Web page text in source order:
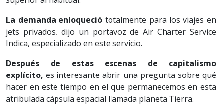
La demanda enloqueció totalmente para los viajes en
jets privados, dijo un portavoz de Air Charter Service
Indica, especializado en este servicio.
Después de estas escenas de capitalismo
explícito, es interesante abrir una pregunta sobre qué
hacer en este tiempo en el que permanecemos en esta
atribulada cápsula espacial llamada planeta Tierra.